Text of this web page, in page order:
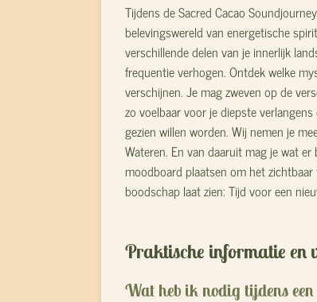
Tijdens de Sacred Cacao
belevingswereld van energetische
verschillende delen van je innerlijk
frequentie verhogen. Ontdek welke
verschijnen. Je mag zweven op de
zo voelbaar voor je diepste
gezien willen worden. Wij nemen je
Wateren. En van daaruit mag je wat
moodboard plaatsen om het
boodschap laat zien: Tijd voor een
Praktische informatie en
Wat heb ik nodig tijdens